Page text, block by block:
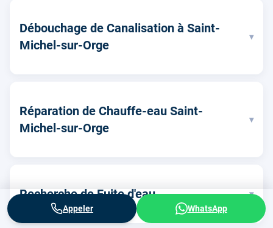
Débouchage de Canalisation à Saint-
Michel-sur-Orge
▾
Réparation de Chauffe-eau Saint-
Michel-sur-Orge
▾
Recherche de Fuite d'eau
▾
Appeler
WhatsApp